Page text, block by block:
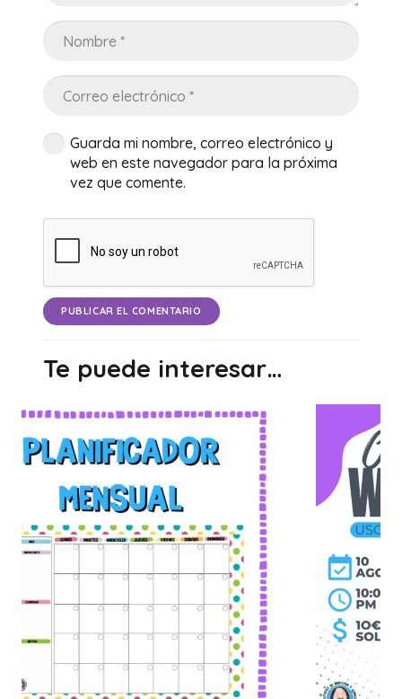
Guarda mi nombre, correo electrónico y
web en este navegador para la próxima
vez que comente.
PUBLICAR EL COMENTARIO
Te puede interesar…